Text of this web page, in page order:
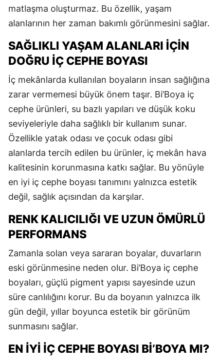
matlaşma oluşturmaz. Bu özellik, yaşam
alanlarının her zaman bakımlı görünmesini sağlar.
SAĞLIKLI YAŞAM ALANLARI İÇIN
DOĞRU İÇ CEPHE BOYASI
İç mekânlarda kullanılan boyaların insan sağlığına
zarar vermemesi büyük önem taşır. Bi’Boya iç
cephe ürünleri, su bazlı yapıları ve düşük koku
seviyeleriyle daha sağlıklı bir kullanım sunar.
Özellikle yatak odası ve çocuk odası gibi
alanlarda tercih edilen bu ürünler, iç mekân hava
kalitesinin korunmasına katkı sağlar. Bu yönüyle
en iyi iç cephe boyası tanımını yalnızca estetik
değil, sağlık açısından da karşılar.
RENK KALICILIĞI VE UZUN ÖMÜRLÜ
PERFORMANS
Zamanla solan veya sararan boyalar, duvarların
eski görünmesine neden olur. Bi’Boya iç cephe
boyaları, güçlü pigment yapısı sayesinde uzun
süre canlılığını korur. Bu da boyanın yalnızca ilk
gün değil, yıllar boyunca estetik bir görünüm
sunmasını sağlar.
EN İYI İÇ CEPHE BOYASI BI’BOYA MI?